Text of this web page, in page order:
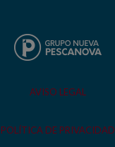
AVISO LEGAL
POLÍTICA DE PRIVACIDAD